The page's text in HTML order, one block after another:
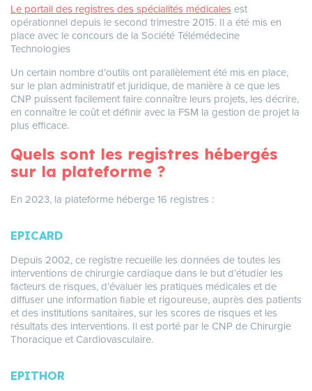
Le portail des registres des spécialités médicalesest
opérationnel depuis le second trimestre 2015. Il a été mis en
place avec le concours de la Société Télémédecine
Technologies
Un certain nombre d’outils ont parallèlement été mis en place,
sur le plan administratif et juridique, de manière à ce que les
CNP puissent facilement faire connaître leurs projets, les décrire,
en connaître le coût et définir avec la FSM la gestion de projet la
plus efficace.
Quels sont les registres hébergés
sur la plateforme ?
En 2023, la plateforme héberge 16 registres :
EPICARD
Depuis 2002, ce registre recueille les données de toutes les
interventions de chirurgie cardiaque dans le but d’étudier les
facteurs de risques, d’évaluer les pratiques médicales et de
diffuser une information fiable et rigoureuse, auprès des patients
et des institutions sanitaires, sur les scores de risques et les
résultats des interventions. Il est porté par le CNP de Chirurgie
Thoracique et Cardiovasculaire.
EPITHOR